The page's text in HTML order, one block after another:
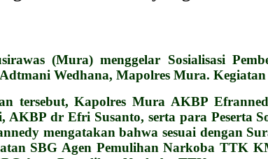
(Mura) menggelar Sosialisasi
Wedhana, Mapolres Mura.
tersebut, Kapolres Mura AKBP
AKBP dr Efri Susanto, serta para Peserta
mengatakan bahwa sesuai dengan
SBG Agen Pemulihan Narkoba TTK